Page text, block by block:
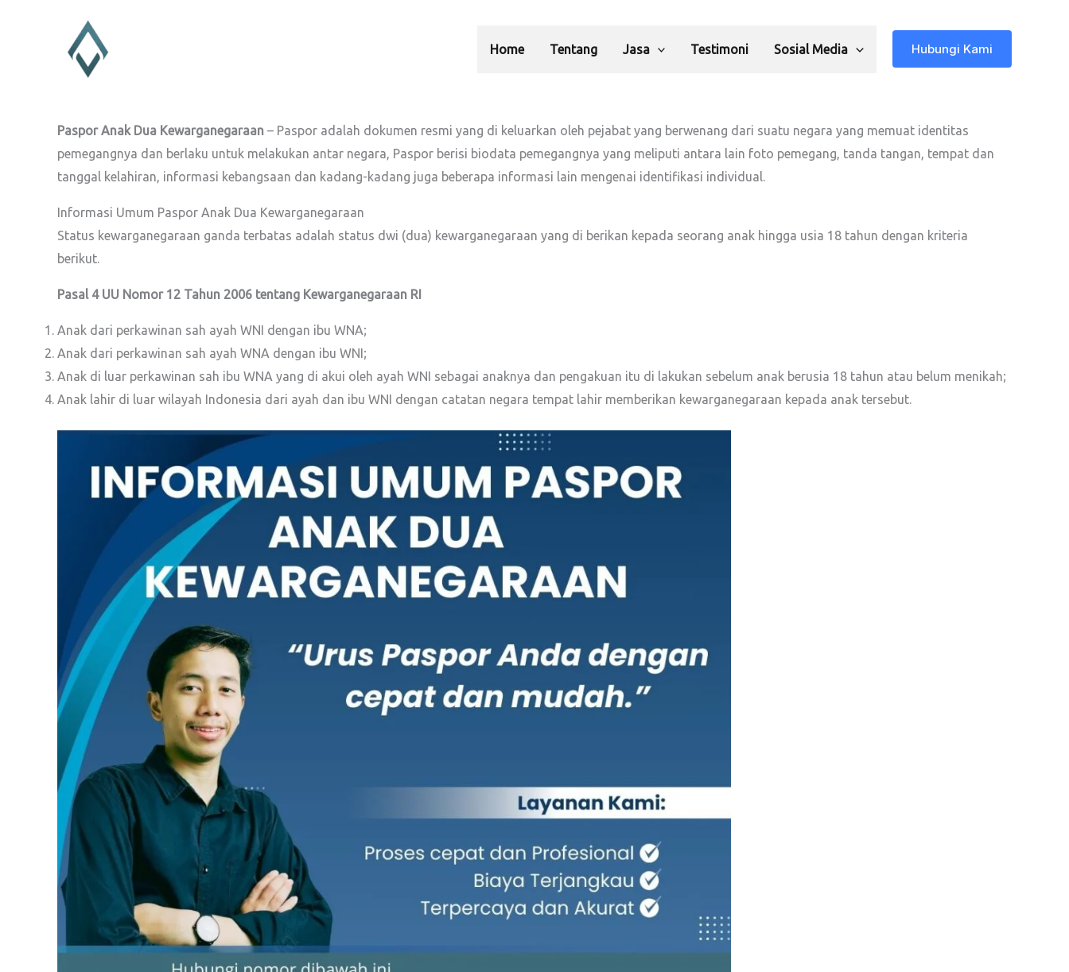
Home Tentang Jasa Testimoni Sosial Media Hubungi Kami
Paspor Anak Dua Kewarganegaraan – Paspor adalah dokumen resmi yang di keluarkan oleh pejabat yang berwenang dari suatu negara yang memuat identitas
pemegangnya dan berlaku untuk melakukan antar negara, Paspor berisi biodata pemegangnya yang meliputi antara lain foto pemegang, tanda tangan, tempat dan
tanggal kelahiran, informasi kebangsaan dan kadang-kadang juga beberapa informasi lain mengenai identifikasi individual.
Informasi Umum Paspor Anak Dua Kewarganegaraan
Status kewarganegaraan ganda terbatas adalah status dwi (dua) kewarganegaraan yang di berikan kepada seorang anak hingga usia 18 tahun dengan kriteria
berikut.
Pasal 4 UU Nomor 12 Tahun 2006 tentang Kewarganegaraan RI
Anak dari perkawinan sah ayah WNI dengan ibu WNA;
Anak dari perkawinan sah ayah WNA dengan ibu WNI;
Anak di luar perkawinan sah ibu WNA yang di akui oleh ayah WNI sebagai anaknya dan pengakuan itu di lakukan sebelum anak berusia 18 tahun atau belum menikah;
Anak lahir di luar wilayah Indonesia dari ayah dan ibu WNI dengan catatan negara tempat lahir memberikan kewarganegaraan kepada anak tersebut.